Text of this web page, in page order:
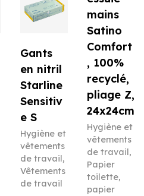
Gants
en nitril
Starline
Sensitiv
e S
Hygiène et
vêtements
de travail,
Vêtements
de travail
mains
Satino
Comfort
, 100%
recyclé,
pliage Z,
24x24cm
Hygiène et
vêtements
de travail ,
Papier
toilette,
papier